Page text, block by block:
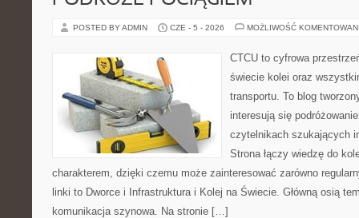
POSTED BY ADMIN CZE - 5 - 2026 MOŻLIWOŚĆ
CTCU to cyfrowa
świecie kolei oraz
transportu. To blog
interesują się
czytelnikach szukających
Strona łączy wiedzę do
charakterem, dzięki czemu może zainteresować zarówno
linki to Dworce i Infrastruktura i Kolej na Świecie. Główną osią
komunikacja szynowa. Na stronie […]